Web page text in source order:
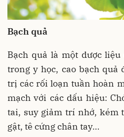
Bạch quả
Bạch quả là một dược
trong y học, cao bạch quả
trị các rối loạn tuần hoàn
mạch với các dấu hiệu:
tai, suy giảm trí nhớ, kém
gật, tê cứng chân tay…